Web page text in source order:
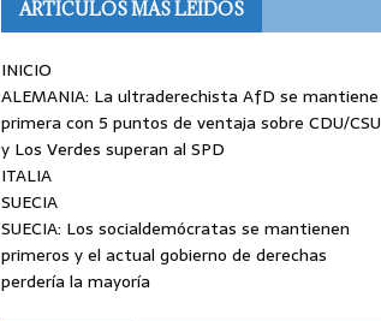
ARTÍCULOS MÁS LEÍDOS
INICIO
ALEMANIA: La ultraderechista AfD se mantiene
primera con 5 puntos de ventaja sobre CDU/CSU
y Los Verdes superan al SPD
ITALIA
SUECIA
SUECIA: Los socialdemócratas se mantienen
primeros y el actual gobierno de derechas
perdería la mayoría